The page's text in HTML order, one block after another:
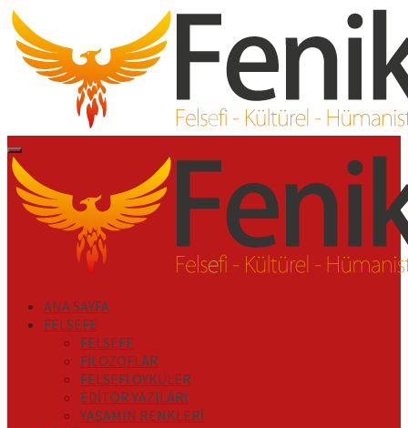
İçeriği
Geç
Primary
Menu
ANA SAYFA
FELSEFE
FELSEFE
FİLOZOFLAR
FELSEFİ ÖYKÜLER
EDİTÖR YAZILARI
YAŞAMIN RENKLERİ